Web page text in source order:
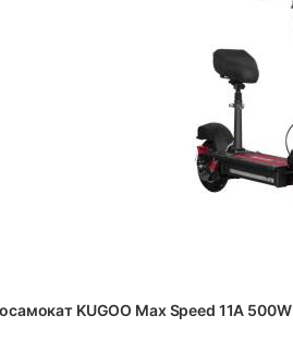
KUGOO Max Speed 11A 500W